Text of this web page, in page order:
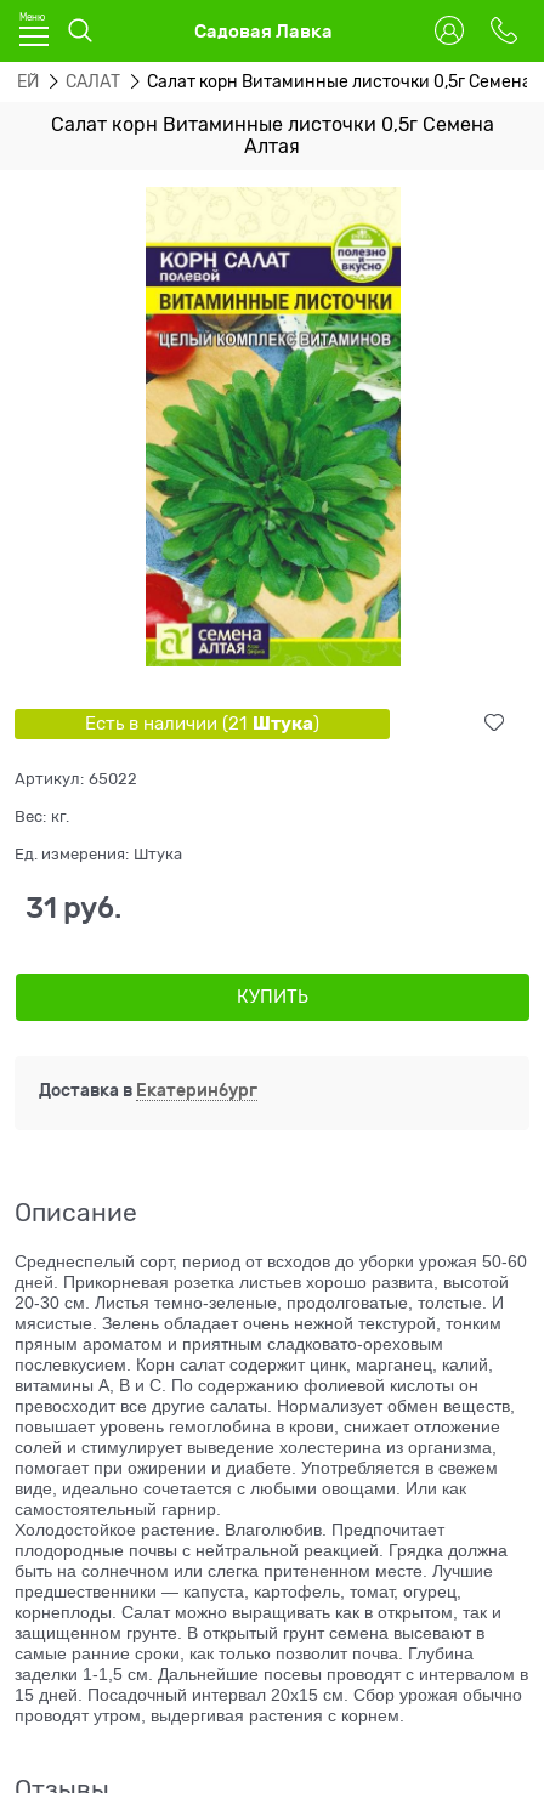
Садовая Лавка
САЛАТ Салат корн Витаминные листочки 0,5г Семена
Салат корн Витаминные листочки 0,5г Семена
Алтая
Есть в наличии (21 Штука)
Артикул: 65022
Вес: кг.
Ед. измерения: Штука
31 руб.
КУПИТЬ
Доставка в Екатеринбург
Описание
Среднеспелый сорт, период от всходов до уборки урожая 50-60
дней. Прикорневая розетка листьев хорошо развита, высотой
20-30 см. Листья темно-зеленые, продолговатые, толстые. И
мясистые. Зелень обладает очень нежной текстурой, тонким
пряным ароматом и приятным сладковато-ореховым
послевкусием. Корн салат содержит цинк, марганец, калий,
витамины А, В и С. По содержанию фолиевой кислоты он
превосходит все другие салаты. Нормализует обмен веществ,
повышает уровень гемоглобина в крови, снижает отложение
солей и стимулирует выведение холестерина из организма,
помогает при ожирении и диабете. Употребляется в свежем
виде, идеально сочетается с любыми овощами. Или как
самостоятельный гарнир.
Холодостойкое растение. Влаголюбив. Предпочитает
плодородные почвы с нейтральной реакцией. Грядка должна
быть на солнечном или слегка притененном месте. Лучшие
предшественники — капуста, картофель, томат, огурец,
корнеплоды. Салат можно выращивать как в открытом, так и
защищенном грунте. В открытый грунт семена высевают в
самые ранние сроки, как только позволит почва. Глубина
заделки 1-1,5 см. Дальнейшие посевы проводят с интервалом в
15 дней. Посадочный интервал 20х15 см. Сбор урожая обычно
проводят утром, выдергивая растения с корнем.